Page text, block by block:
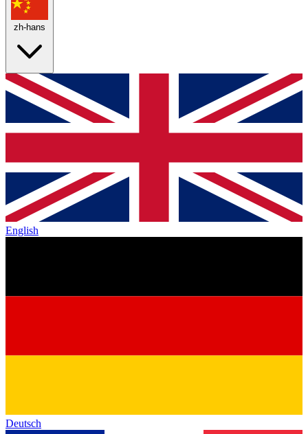
zh-hans
English
Deutsch